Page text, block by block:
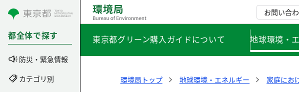
コンテンツにスキップ
都全体で探す
防災・緊急情報
カテゴリ別
お問い合
東京都グリーン購入ガイドについて 地球環境・
環境局トップ 地球環境・エネルギー 家庭にお